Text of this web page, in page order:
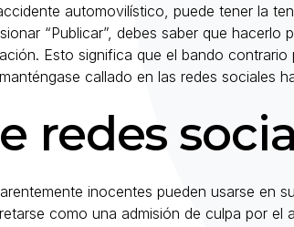
automovilístico, puede tener la
“Publicar”, debes saber que
Esto significa que el bando
callado en las redes sociales
redes
inocentes pueden usarse en
como una admisión de culpa por